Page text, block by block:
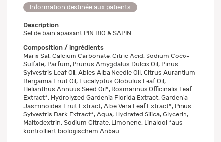
Information destinée aux patients
Description
Sel de bain apaisant PIN BIO & SAPIN
Composition / ingrédients
Maris Sal, Calcium Carbonate, Citric Acid, Sodium Coco-
Sulfate, Parfum, Prunus Amygdalus Dulcis Oil, Pinus
Sylvestris Leaf Oil, Abies Alba Needle Oil, Citrus Aurantium
Bergamia Fruit Oil, Eucalyptus Globulus Leaf Oil,
Helianthus Annuus Seed Oil*, Rosmarinus Officinalis Leaf
Extract*, Hydrolyzed Gardenia Florida Extract, Gardenia
Jasminoides Fruit Extract, Aloe Vera Leaf Extract*, Pinus
Sylvestris Bark Extract*, Aqua, Hydrated Silica, Glycerin,
Maltodextrin, Sodium Citrate, Limonene, Linalool *aus
kontrolliert biologischem Anbau